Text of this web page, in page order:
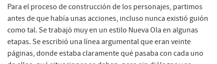
Para el proceso de construcción de los personajes, partimos
antes de que había unas acciones, incluso nunca existió guión
como tal. Se trabajó muy en un estilo Nueva Ola en algunas
etapas. Se escribió una línea argumental que eran veinte
páginas, donde estaba claramente qué pasaba con cada uno